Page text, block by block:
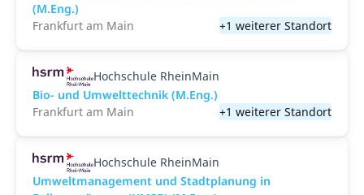
(M.Eng.)
Frankfurt am Main
+1 weiterer Standort
Hochschule RheinMain
Bio- und Umwelttechnik (M.Eng.)
Frankfurt am Main
+1 weiterer Standort
Hochschule RheinMain
Umweltmanagement und Stadtplanung in